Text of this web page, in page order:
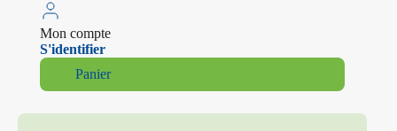
Mon compte
S'identifier
Panier